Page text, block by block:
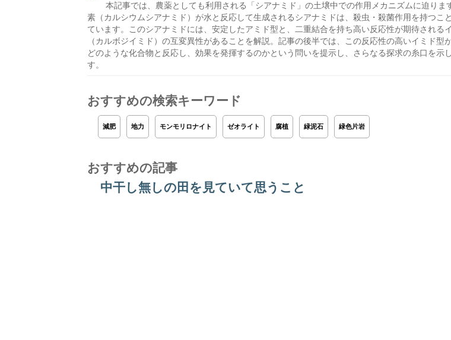
本記事では、農薬としても利用される「シアナミド」の土壌中での作用メカニズムに迫りま
素（カルシウムシアナミド）が水と反応して生成されるシアナミドは、殺虫・殺菌作用を持つこ
ています。このシアナミドには、安定したアミド型と、二重結合を持ち高い反応性が期待される
（カルボジイミド）の互変異性があることを解説。記事の後半では、この反応性の高いイミド型
どのような化合物と反応し、効果を発揮するのかという問いを提示し、さらなる探求の糸口を示
す。
おすすめの検索キーワード
減肥 地力 モンモリロナイト ゼオライト 腐植 緑泥石 緑色片岩
おすすめの記事
中干し無しの田を見ていて思うこと